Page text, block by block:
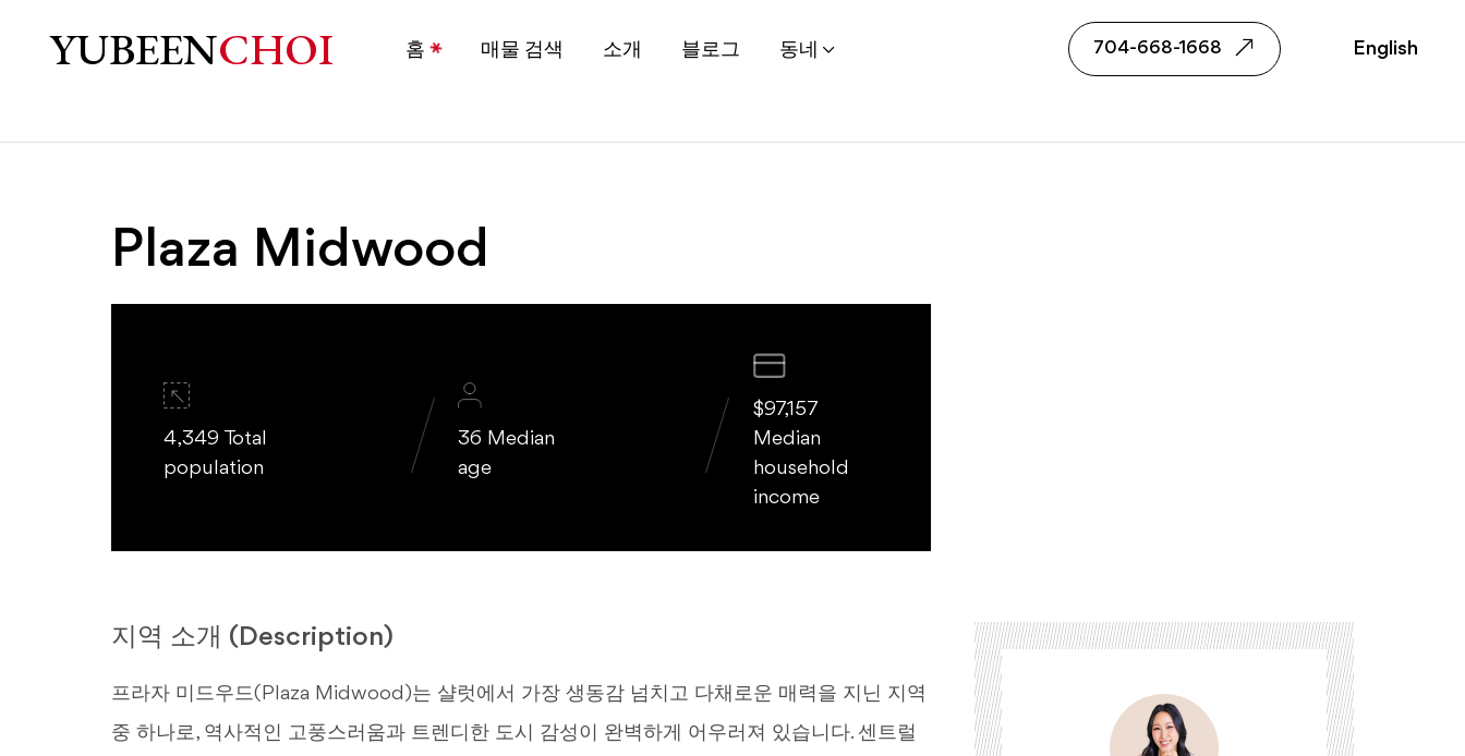
Plaza Midwood Homes for Sale, Charlotte NC
YUBEENCHOI 704-668-1668 English
홈 매물 검색 소개 블로그 동네
Plaza Midwood
4,349 Total
population
36 Median
age
$97,157
Median
household
income
지역 소개 (Description)
프라자 미드우드(Plaza Midwood)는 샬럿에서 가장 생동감 넘치고 다채로운 매력을 지닌 지역
중 하나로, 역사적인 고풍스러움과 트렌디한 도시 감성이 완벽하게 어우러져 있습니다. 센트럴